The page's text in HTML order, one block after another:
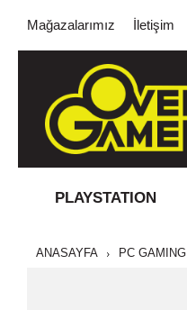
Mağazalarımız İletişim
PLAYSTATION
ANASAYFA PC GAMING